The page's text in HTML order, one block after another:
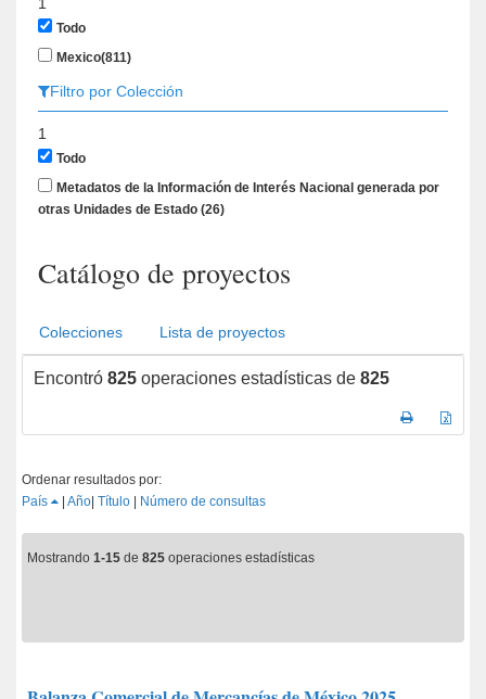
Todo
Mexico(811)
Filtro por Colección
1
Todo
Metadatos de la Información de Interés Nacional generada por
otras Unidades de Estado (26)
Catálogo de proyectos
Colecciones Lista de proyectos
Encontró 825 operaciones estadísticas de 825
Ordenar resultados por:
País
Año Título Número de consultas
Mostrando 1-15 de 825 operaciones estadísticas